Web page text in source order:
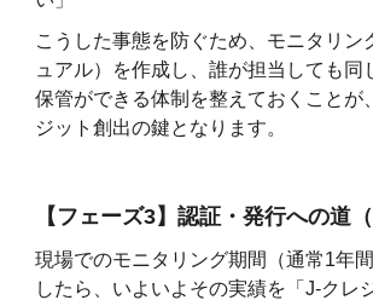
こうした事態を防ぐため、モニタリン
ュアル）を作成し、誰が担当しても同
保管ができる体制を整えておくことが
ジット創出の鍵となります。
【フェーズ3】認証・発行への道
現場でのモニタリング期間（通常1年
したら、いよいよその実績を「J-クレ